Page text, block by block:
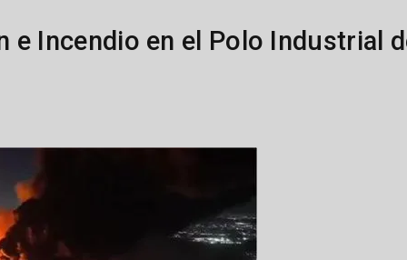
e Incendio en el Polo Industrial